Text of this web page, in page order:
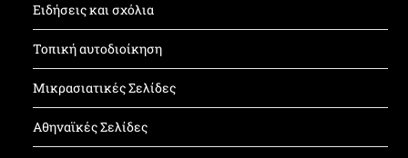
Ειδήσεις και σχόλια
Τοπική αυτοδιοίκηση
Μικρασιατικές Σελίδες
Αθηναϊκές Σελίδες